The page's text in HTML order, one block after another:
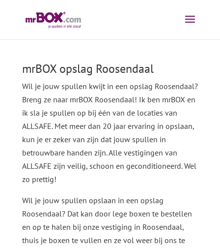
mrBOX opslag Roosendaal
Wil je jouw spullen kwijt in een opslag Roosendaal?
Breng ze naar mrBOX Roosendaal! Ik ben mrBOX en
ik sla je spullen op bij één van de locaties van
ALLSAFE. Met meer dan 20 jaar ervaring in opslaan,
kun je er zeker van zijn dat jouw spullen in
betrouwbare handen zijn. Alle vestigingen van
ALLSAFE zijn veilig, schoon en geconditioneerd. Wel
zo prettig!
Wil je jouw spullen opslaan in een opslag
Roosendaal? Dat kan door lege boxen te bestellen
en op te halen bij onze vestiging in Roosendaal,
thuis je boxen te vullen en ze vol weer bij ons te